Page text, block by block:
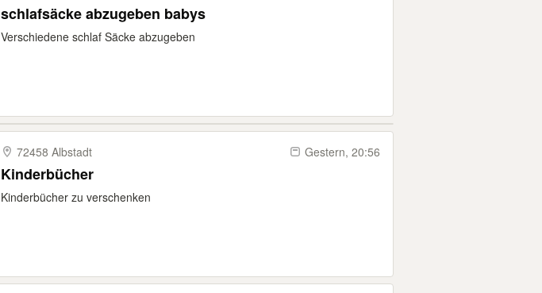
schlafsäcke abzugeben babys
Verschiedene schlaf Säcke abzugeben
72458 Albstadt Gestern, 20:56
Kinderbücher
Kinderbücher zu verschenken